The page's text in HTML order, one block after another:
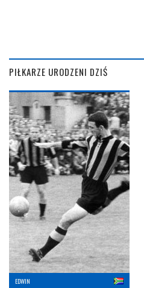
PIŁKARZE URODZENI DZIŚ
EDWIN